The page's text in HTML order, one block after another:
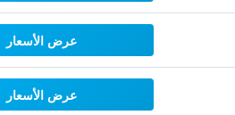
عرض الأسعار
عرض الأسعار